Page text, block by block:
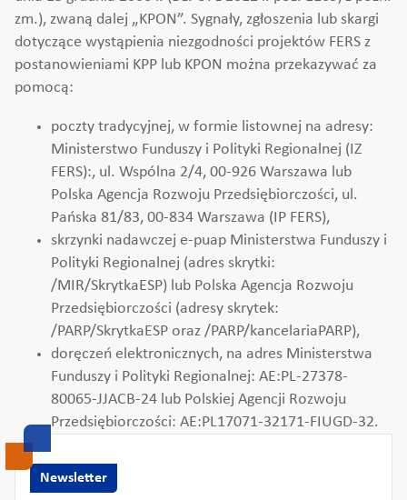
zm.), zwaną dalej „KPON”. Sygnały, zgłoszenia lub skargi
dotyczące wystąpienia niezgodności projektów FERS z
postanowieniami KPP lub KPON można przekazywać za
pomocą:
poczty tradycyjnej, w formie listownej na adresy:
Ministerstwo Funduszy i Polityki Regionalnej (IZ
FERS):, ul. Wspólna 2/4, 00-926 Warszawa lub
Polska Agencja Rozwoju Przedsiębiorczości, ul.
Pańska 81/83, 00-834 Warszawa (IP FERS),
skrzynki nadawczej e-puap Ministerstwa Funduszy i
Polityki Regionalnej (adres skrytki:
/MIR/SkrytkaESP) lub Polska Agencja Rozwoju
Przedsiębiorczości (adresy skrytek:
/PARP/SkrytkaESP oraz /PARP/kancelariaPARP),
doręczeń elektronicznych, na adres Ministerstwa
Funduszy i Polityki Regionalnej: AE:PL-27378-
80065-JJACB-24 lub Polskiej Agencji Rozwoju
Przedsiębiorczości: AE:PL17071-32171-FIUGD-32.
Newsletter